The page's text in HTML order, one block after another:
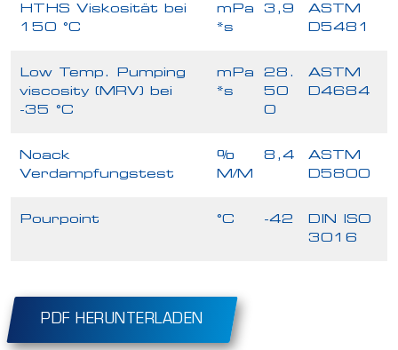
HTHS Viskosität bei
150 °C
mPa
*s
3,9
ASTM
D5481
Low Temp. Pumping
viscosity (MRV) bei
-35 °C
mPa
*s
28.
50
0
ASTM
D4684
Noack
Verdampfungstest
%
M/M
8,4
ASTM
D5800
Pourpoint °C -42
DIN ISO
3016
PDF HERUNTERLADEN